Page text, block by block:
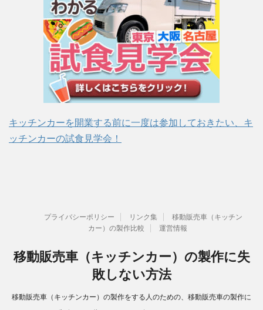
キッチンカーを開業する前に一度は参加しておきたい、キ
ッチンカーの試食見学会！
プライバシーポリシー リンク集
移動販売車（キッチン
カー）の製作比較
運営情報
移動販売車（キッチンカー）の製作に失
敗しない方法
移動販売車（キッチンカー）の製作をする人のための、移動販売車の製作に